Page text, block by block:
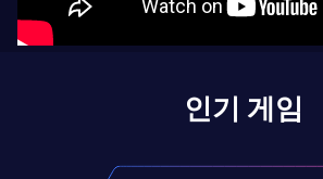
인기 게임